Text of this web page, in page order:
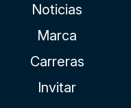
Noticias
Marca
Carreras
Invitar